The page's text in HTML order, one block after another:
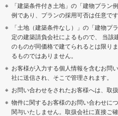
「建築条件付き土地」の「建物プラン
例であり、プランの採用可否は任意です
「土地（建築条件なし）」の「建物プ
定の建築請負会社によるもので、 当該
のものが同価格で建てられるとは限り
るものではありません。
お客様が入力する個人情報を含むお問
社に送信され、そこで管理されます。
お問い合わせをされたお客様へは、取
物件に関するお客様のお問い合わせに
関与いたしません。取扱会社に直接ご確